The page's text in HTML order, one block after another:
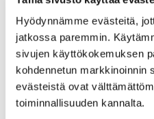
Hyödynnämme evästeitä,
jatkossa paremmin.
sivujen käyttökokemuksen
kohdennetun markkinoinnin
evästeistä ovat
toiminnallisuuden kannalta.